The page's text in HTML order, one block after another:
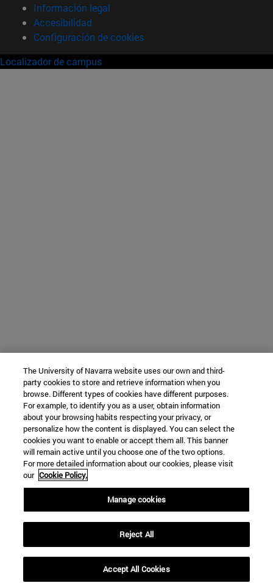
Información legal
Accesibilidad
Configuración de cookies
Localizador de campus
The University of Navarra website uses our own and third-
party cookies to store and retrieve information when you
browse. Different types of cookies have different purposes.
For example, to identify you as a user, obtain information
about your browsing habits respecting your privacy, or
personalize how the content is displayed. You can select the
cookies you want to enable or accept them all. This banner
will remain active until you choose one of the two options.
For more detailed information about our cookies, please visit
our Cookie Policy.
Manage cookies
Reject All
Accept All Cookies